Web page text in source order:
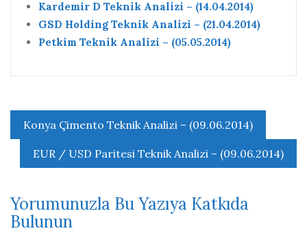
Kardemir D Teknik Analizi – (14.04.2014)
GSD Holding Teknik Analizi – (21.04.2014)
Petkim Teknik Analizi – (05.05.2014)
Yazı
gezinmesi
Konya Çimento Teknik Analizi – (09.06.2014)
EUR / USD Paritesi Teknik Analizi – (09.06.2014)
Yorumunuzla Bu Yazıya Katkıda
Bulunun